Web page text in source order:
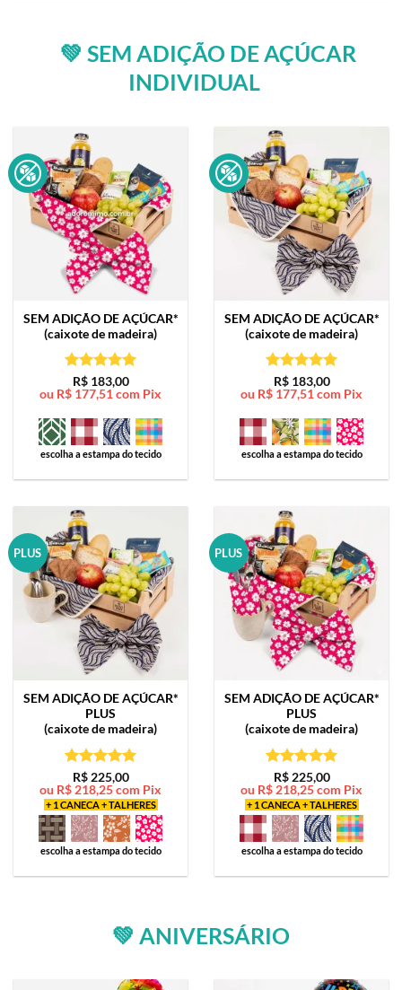
💚 SEM ADIÇÃO DE AÇÚCAR
INDIVIDUAL
SEM ADIÇÃO DE AÇÚCAR*
(caixote de madeira)
Avaliação5
de 5
R$183,00
ou R$ 177,51com Pix
escolha a estampa do tecido
SEM ADIÇÃO DE AÇÚCAR*
(caixote de madeira)
Avaliação5
de 5
R$183,00
ou R$ 177,51com Pix
escolha a estampa do tecido
PLUS
SEM ADIÇÃO DE AÇÚCAR*
PLUS
(caixote de madeira)
Avaliação5
de 5
R$225,00
ou R$ 218,25com Pix
+ 1 CANECA + TALHERES
escolha a estampa do tecido
PLUS
SEM ADIÇÃO DE AÇÚCAR*
PLUS
(caixote de madeira)
Avaliação5
de 5
R$225,00
ou R$ 218,25com Pix
+ 1 CANECA + TALHERES
escolha a estampa do tecido
💚 ANIVERSÁRIO